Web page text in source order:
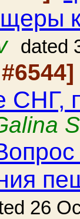
dated
СНГ,
26